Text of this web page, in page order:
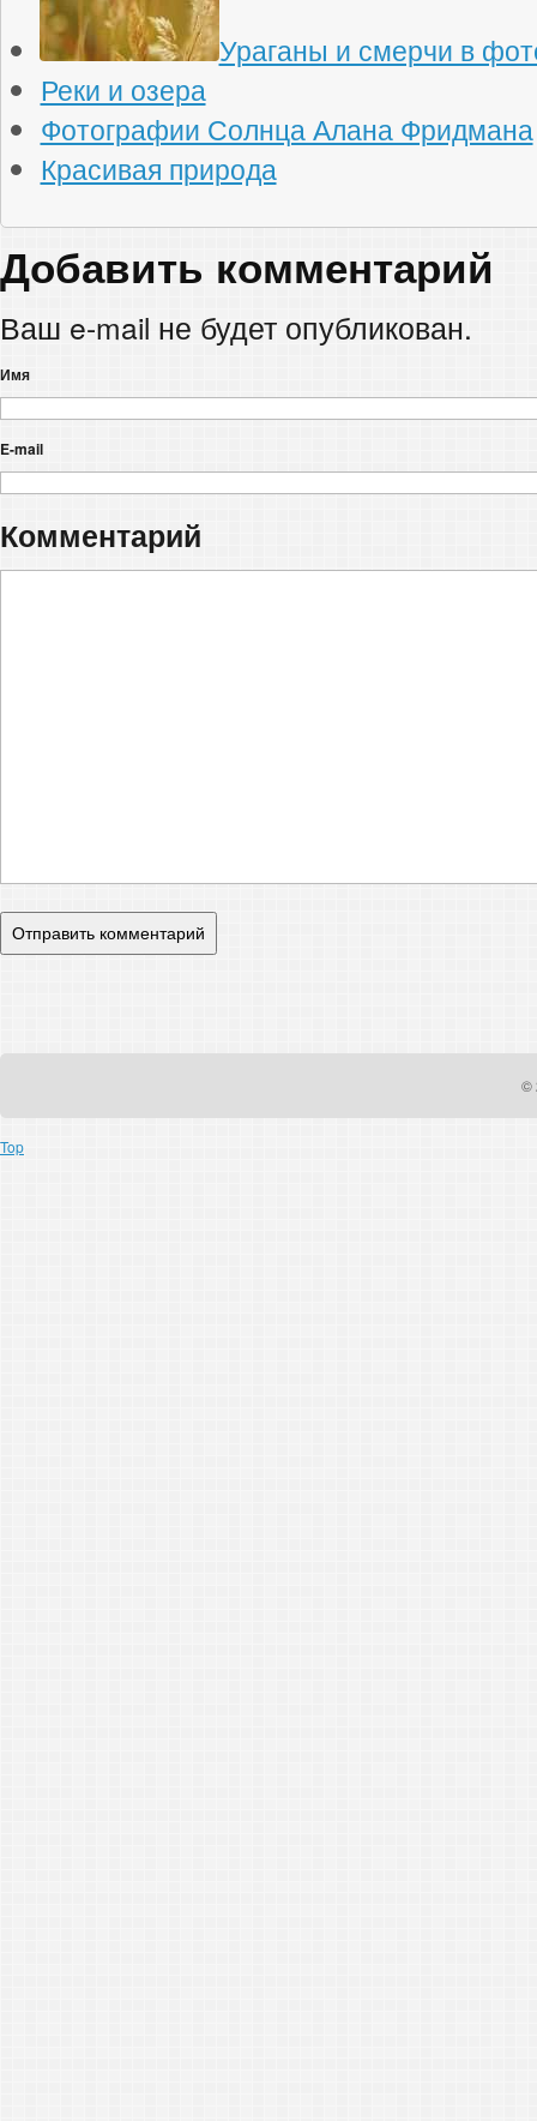
Ураганы и смерчи в
Реки и озера
Фотографии Солнца Алана Фридмана
Красивая природа
Добавить комментарий
Ваш e-mail не будет опубликован.
Имя
E-mail
Комментарий
©
Top